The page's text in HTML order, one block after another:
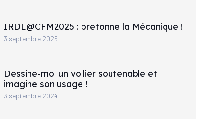
IRDL@CFM2025 : bretonne la Mécanique !
3 septembre 2025
Dessine-moi un voilier soutenable et
imagine son usage !
3 septembre 2024